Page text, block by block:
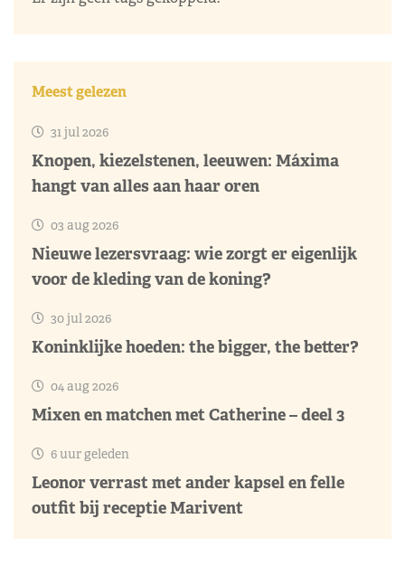
Meest gelezen
31 jul 2026
Knopen, kiezelstenen, leeuwen: Máxima
hangt van alles aan haar oren
03 aug 2026
Nieuwe lezersvraag: wie zorgt er eigenlijk
voor de kleding van de koning?
30 jul 2026
Koninklijke hoeden: the bigger, the better?
04 aug 2026
Mixen en matchen met Catherine – deel 3
6 uur geleden
Leonor verrast met ander kapsel en felle
outfit bij receptie Marivent